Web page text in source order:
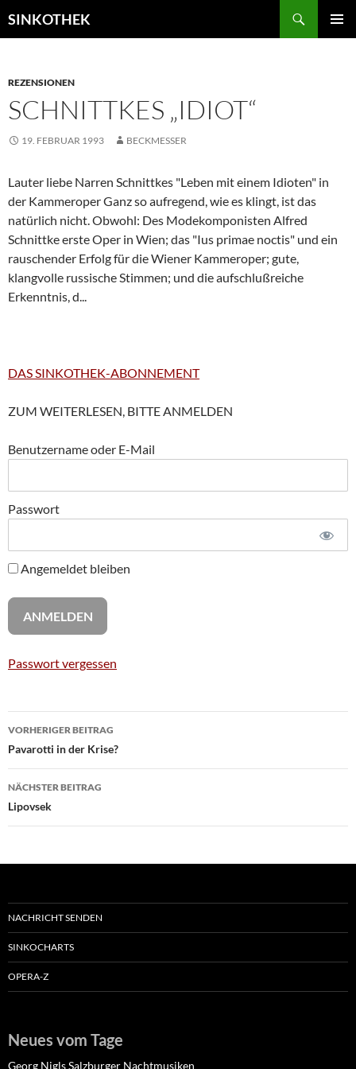
Inhalt
SINKOTHEK
REZENSIONEN
SCHNITTKES „IDIOT“
19. FEBRUAR 1993 BECKMESSER
Lauter liebe Narren Schnittkes "Leben mit einem Idioten" in
der Kammeroper Ganz so aufregend, wie es klingt, ist das
natürlich nicht. Obwohl: Des Modekomponisten Alfred
Schnittke erste Oper in Wien; das "Ius primae noctis" und ein
rauschender Erfolg für die Wiener Kammeroper; gute,
klangvolle russische Stimmen; und die aufschlußreiche
Erkenntnis, d...
DAS SINKOTHEK-ABONNEMENT
ZUM WEITERLESEN, BITTE ANMELDEN
Benutzername oder E-Mail
Passwort
Angemeldet bleiben
Passwort vergessen
Beitragsnavigation
VORHERIGER BEITRAG
Pavarotti in der Krise?
NÄCHSTER BEITRAG
Lipovsek
NACHRICHT SENDEN
SINKOCHARTS
OPERA-Z
Neues vom Tage
Georg Nigls Salzburger Nachtmusiken